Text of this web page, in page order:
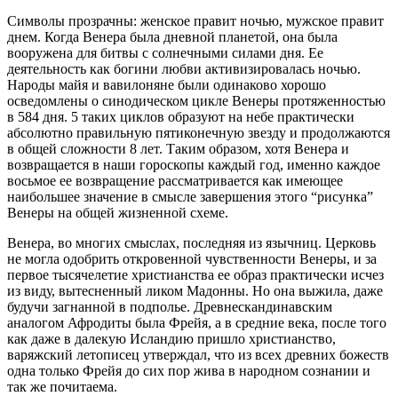
Символы прозрачны: женское правит ночью, мужское правит
днем. Когда Венера была дневной планетой, она была
вооружена для битвы с солнечными силами дня. Ее
деятельность как богини любви активизировалась ночью.
Народы майя и вавилоняне были одинаково хорошо
осведомлены о синодическом цикле Венеры протяженностью
в 584 дня. 5 таких циклов образуют на небе практически
абсолютно правильную пятиконечную звезду и продолжаются
в общей сложности 8 лет. Таким образом, хотя Венера и
возвращается в наши гороскопы каждый год, именно каждое
восьмое ее возвращение рассматривается как имеющее
наибольшее значение в смысле завершения этого “рисунка”
Венеры на общей жизненной схеме.
Венера, во многих смыслах, последняя из язычниц. Церковь
не могла одобрить откровенной чувственности Венеры, и за
первое тысячелетие христианства ее образ практически исчез
из виду, вытесненный ликом Мадонны. Но она выжила, даже
будучи загнанной в подполье. Древнескандинавским
аналогом Афродиты была Фрейя, а в средние века, после того
как даже в далекую Исландию пришло христианство,
варяжский летописец утверждал, что из всех древних божеств
одна только Фрейя до сих пор жива в народном сознании и
так же почитаема.